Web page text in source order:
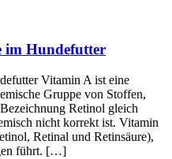
im Hundefutter
Vitamin A ist eine
Gruppe von Stoffen,
Retinol gleich
nicht korrekt ist. Vitamin
Retinal und Retinsäure),
führt. […]